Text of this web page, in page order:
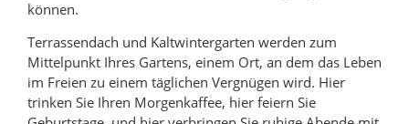
können.
Terrassendach und Kaltwintergarten werden zum
Mittelpunkt Ihres Gartens, einem Ort, an dem das Leben
im Freien zu einem täglichen Vergnügen wird. Hier
trinken Sie Ihren Morgenkaffee, hier feiern Sie